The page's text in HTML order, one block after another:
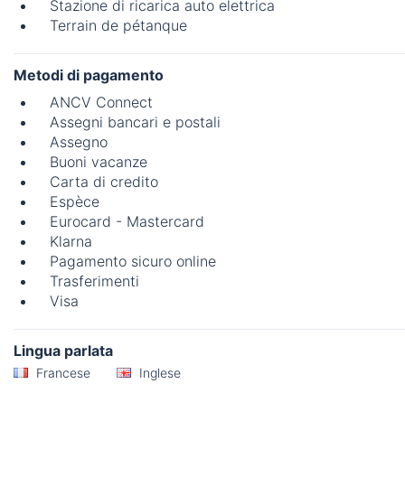
Stazione di ricarica auto elettrica
Terrain de pétanque
Metodi di pagamento
ANCV Connect
Assegni bancari e postali
Assegno
Buoni vacanze
Carta di credito
Espèce
Eurocard - Mastercard
Klarna
Pagamento sicuro online
Trasferimenti
Visa
Lingua parlata
Francese Inglese